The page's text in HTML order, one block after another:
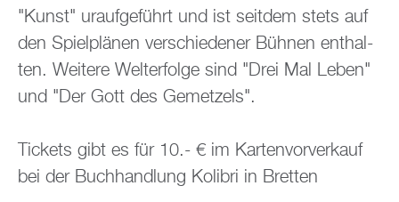
"Kunst" ur­auf­ge­führt und ist seit­dem stets auf
den Spiel­plä­nen ver­schie­de­ner Büh­nen ent­hal­
ten. Wei­te­re Welt­erfol­ge sind "Drei Mal Leben"
und "Der Gott des Ge­met­zels".
Ti­ckets gibt es für 10.- € im Kar­ten­vor­ver­kauf
bei der Buch­hand­lung Ko­li­bri in Brett­en